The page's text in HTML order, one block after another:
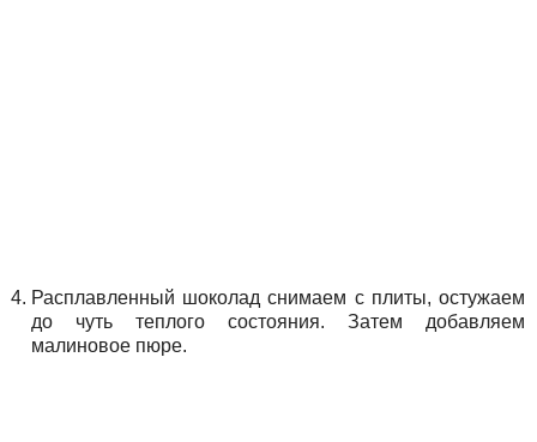
Расплавленный шоколад снимаем с плиты, остужаем
до чуть теплого состояния. Затем добавляем
малиновое пюре.